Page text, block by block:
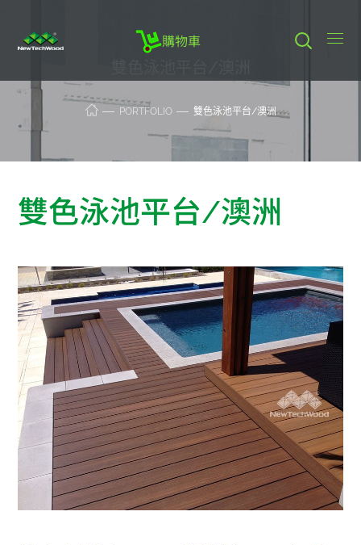
購物車
PORTFOLIO 雙色泳池平台/澳洲
雙色泳池平台/澳洲